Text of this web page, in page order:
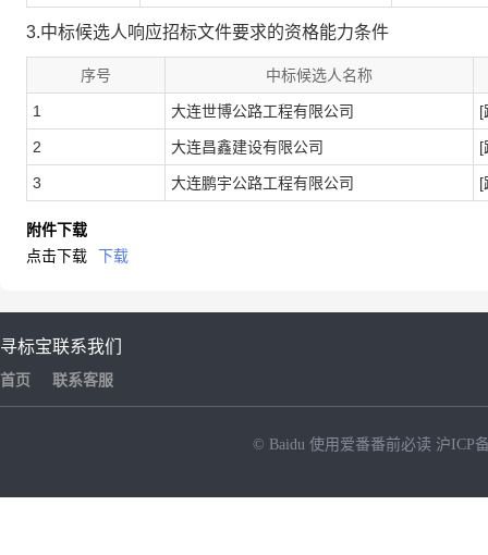
3.中标候选人响应招标文件要求的资格能力条件
序号 中标候选人名称
1 大连世博公路工程有限公司 [
2 大连昌鑫建设有限公司 [
3 大连鹏宇公路工程有限公司 [
附件下载
点击下载
下载
寻标宝
首页
联系我们
联系客服
© Baidu 使用爱番番前必读 沪ICP